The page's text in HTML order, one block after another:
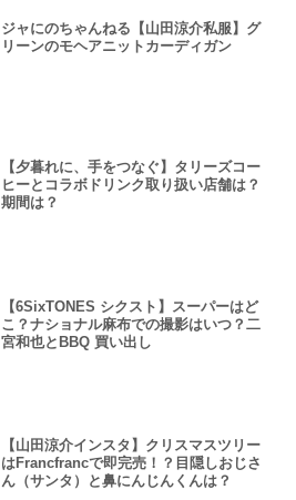
ジャにのちゃんねる【山田涼介私服】グ
リーンのモヘアニットカーディガン
【夕暮れに、手をつなぐ】タリーズコー
ヒーとコラボドリンク取り扱い店舗は？
期間は？
【6SixTONES シクスト】スーパーはど
こ？ナショナル麻布での撮影はいつ？二
宮和也とBBQ 買い出し
【山田涼介インスタ】クリスマスツリー
はFrancfrancで即完売！？目隠しおじさ
ん（サンタ）と鼻にんじんくんは？